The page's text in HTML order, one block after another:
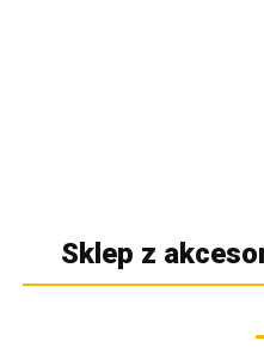
pieszych
Aktywne
Sklep z